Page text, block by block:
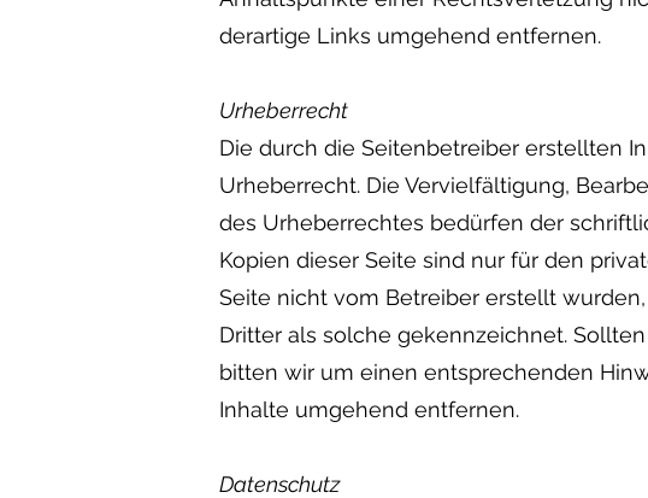
derartige Links umgehend entfernen.
Urheberrecht
Die durch die Seitenbetreiber erstellten
Urheberrecht. Die Vervielfältigung,
des Urheberrechtes bedürfen der
Kopien dieser Seite sind nur für den
Seite nicht vom Betreiber erstellt
Dritter als solche gekennzeichnet.
bitten wir um einen entsprechenden
Inhalte umgehend entfernen.
Datenschutz